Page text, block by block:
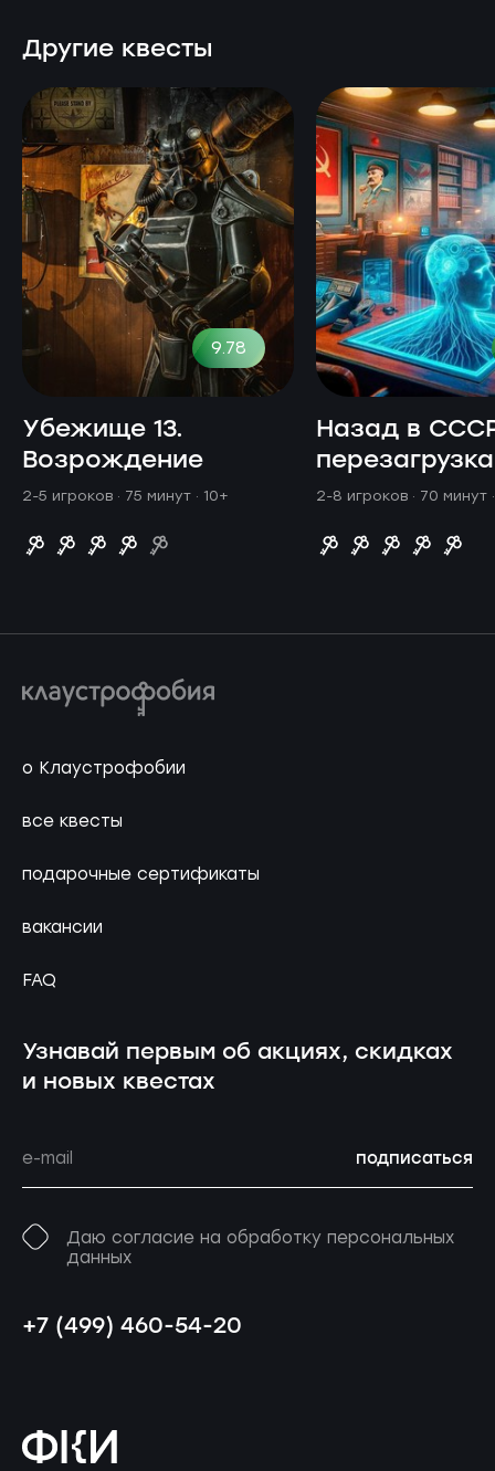
Другие квесты
9.78
Убежище 13.
Возрождение
2-5 игроков · 75 минут · 10+
Назад в
перезагрузка
2-8 игроков · 70 минут
о Клаустрофобии
все квесты
подарочные сертификаты
вакансии
FAQ
Узнавай первым об акциях, скидках
и новых квестах
подписаться
Даю согласие на обработку персональных
данных
+7 (499) 460-54-20